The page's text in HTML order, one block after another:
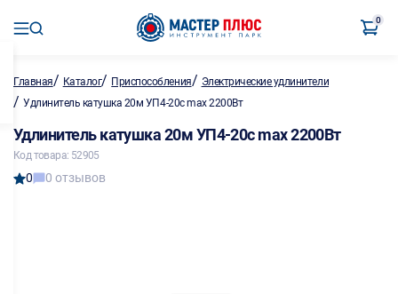
0
Главная/ Каталог/ Приспособления/ Электрические удлинители
/ Удлинитель катушка 20м УП4-20с max 2200Вт
Удлинитель катушка 20м УП4-20с max 2200Вт
Код товара: 52905
0 0 отзывов